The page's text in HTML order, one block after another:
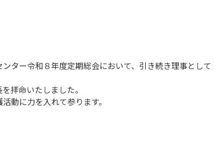
ター令和８年度定期総会において、引き続き理事として
拝命いたしました。
動に力を入れて参ります。